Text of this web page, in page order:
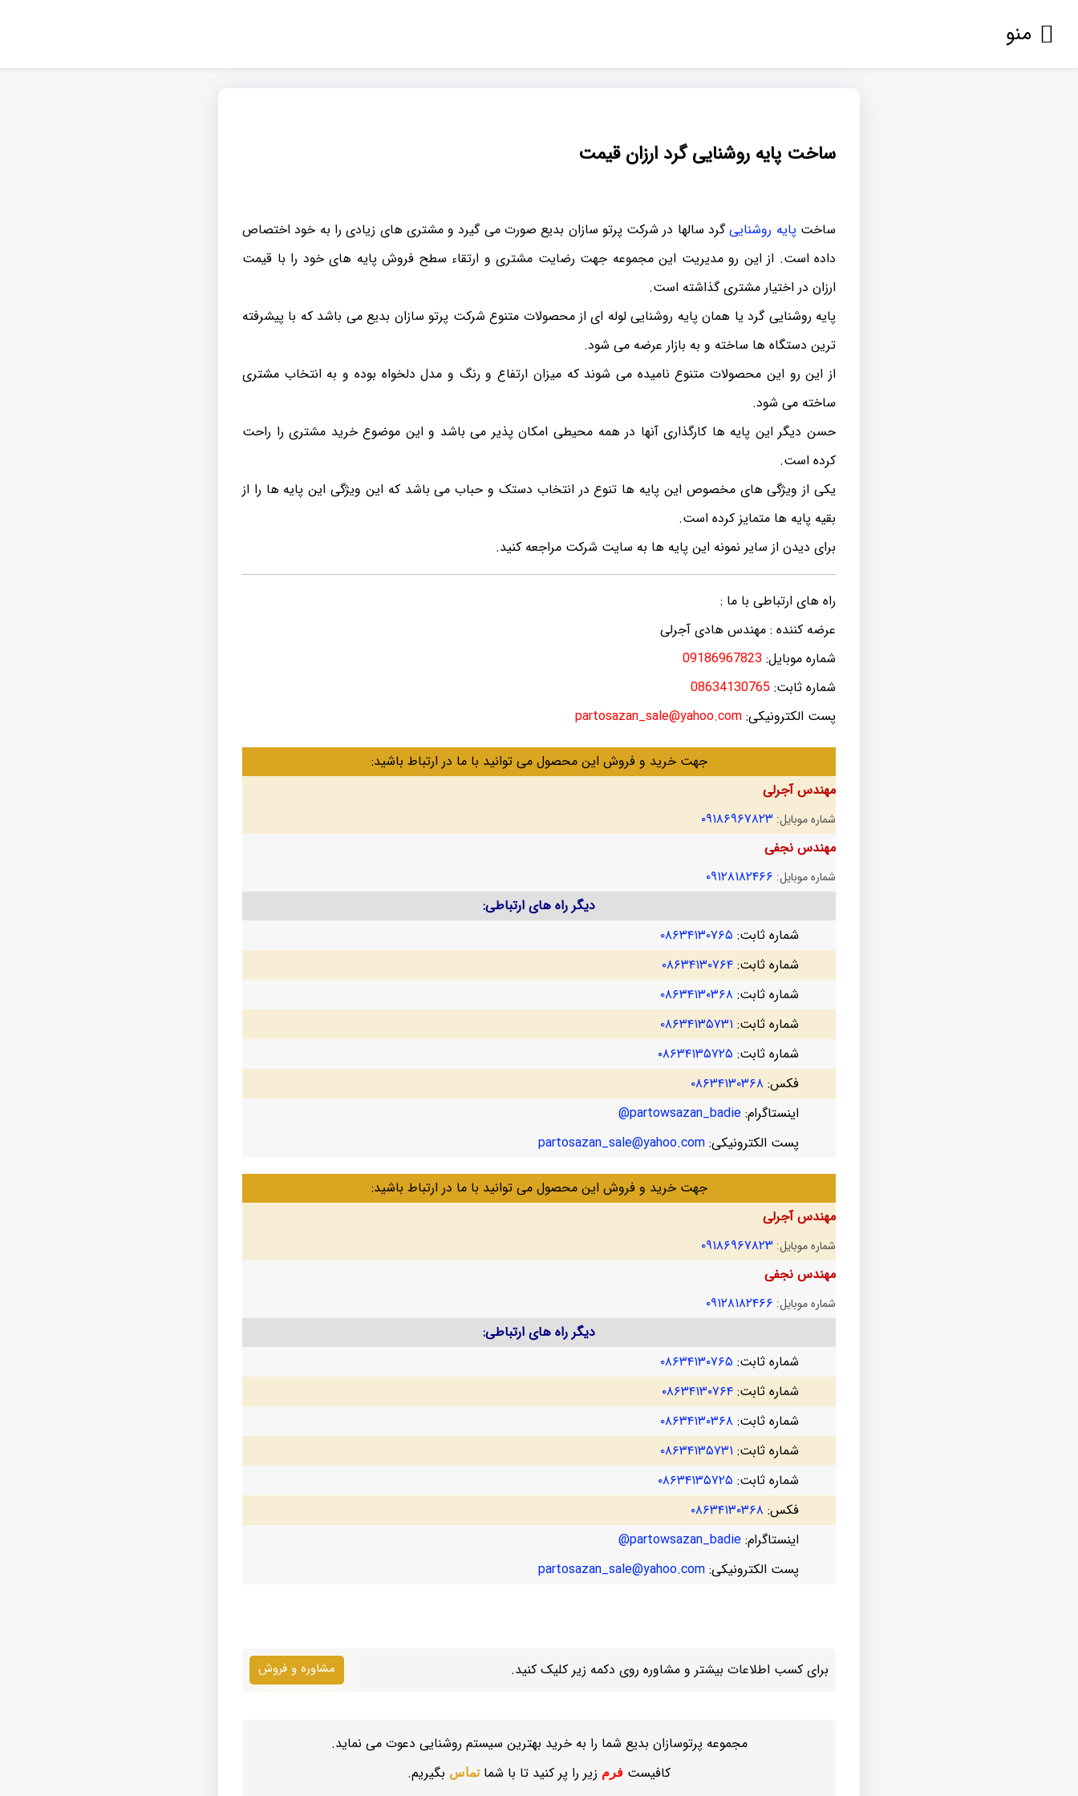
منو
ساخت پایه روشنایی گرد ارزان قیمت
ساخت پایه روشناییگرد سالها در شرکت پرتو سازان بدیع صورت می گیرد و مشتری های زیادی را به خود اختصاص
داده است. از این رو مدیریت این مجموعه جهت رضایت مشتری و ارتقاء سطح فروش پایه های خود را با قیمت
ارزان در اختیار مشتری گذاشته است.
پایه روشنایی گرد یا همان پایه روشنایی لوله ای از محصولات متنوع شرکت پرتو سازان بدیع می باشد که با پیشرفته
ترین دستگاه ها ساخته و به بازار عرضه می شود.
از این رو این محصولات متنوع نامیده می شوند که میزان ارتفاع و رنگ و مدل دلخواه بوده و به انتخاب مشتری
ساخته می شود.
حسن دیگر این پایه ها کارگذاری آنها در همه محیطی امکان پذیر می باشد و این موضوع خرید مشتری را راحت
کرده است.
یکی از ویژگی های مخصوص این پایه ها تنوع در انتخاب دستک و حباب می باشد که این ویژگی این پایه ها را از
بقیه پایه ها متمایز کرده است.
برای دیدن از سایر نمونه این پایه ها به سایت شرکت مراجعه کنید.
راه های ارتباطی با ما :
عرضه کننده : مهندس هادی آجرلی
شماره موبایل: 09186967823
شماره ثابت: 08634130765
پست الکترونیکی: partosazan_sale@yahoo.com
جهت خرید و فروش این محصول می توانید با ما در ارتباط باشید:
مهندس آجرلی
شماره موبایل: ۰۹۱۸۶۹۶۷۸۲۳
مهندس نجفی
شماره موبایل: ۰۹۱۲۸۱۸۲۴۶۶
دیگر راه های ارتباطی:
شماره ثابت: ۰۸۶۳۴۱۳۰۷۶۵
شماره ثابت: ۰۸۶۳۴۱۳۰۷۶۴
شماره ثابت: ۰۸۶۳۴۱۳۰۳۶۸
شماره ثابت: ۰۸۶۳۴۱۳۵۷۳۱
شماره ثابت: ۰۸۶۳۴۱۳۵۷۲۵
فکس: ۰۸۶۳۴۱۳۰۳۶۸
اینستاگرام: partowsazan_badie@
پست الکترونیکی: partosazan_sale@yahoo.com
جهت خرید و فروش این محصول می توانید با ما در ارتباط باشید:
مهندس آجرلی
شماره موبایل: ۰۹۱۸۶۹۶۷۸۲۳
مهندس نجفی
شماره موبایل: ۰۹۱۲۸۱۸۲۴۶۶
دیگر راه های ارتباطی:
شماره ثابت: ۰۸۶۳۴۱۳۰۷۶۵
شماره ثابت: ۰۸۶۳۴۱۳۰۷۶۴
شماره ثابت: ۰۸۶۳۴۱۳۰۳۶۸
شماره ثابت: ۰۸۶۳۴۱۳۵۷۳۱
شماره ثابت: ۰۸۶۳۴۱۳۵۷۲۵
فکس: ۰۸۶۳۴۱۳۰۳۶۸
اینستاگرام: partowsazan_badie@
پست الکترونیکی: partosazan_sale@yahoo.com
برای کسب اطلاعات بیشتر و مشاوره روی دکمه زیر کلیک کنید. مشاوره و فروش
مجموعه پرتوسازان بدیع شما را به خرید بهترین سیستم روشنایی دعوت می نماید.
کافیست فرم زیر را پر کنید تا با شماتماس بگیریم.